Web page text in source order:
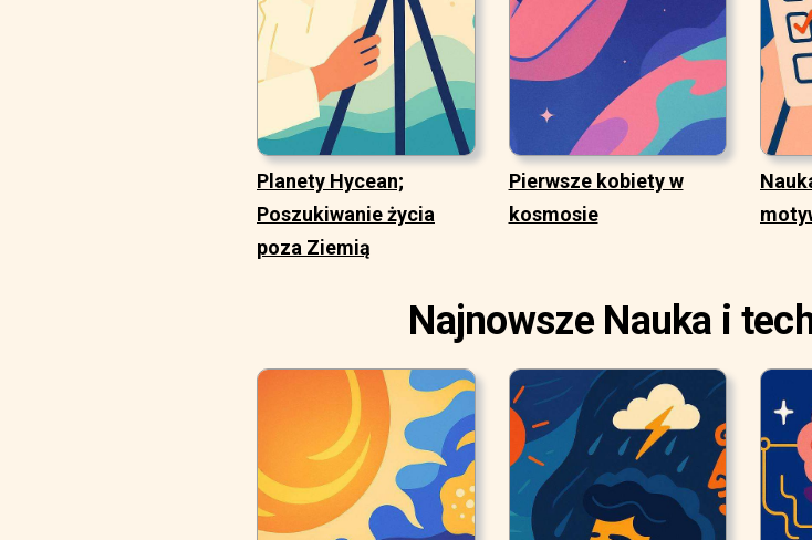
Planety Hycean;
Poszukiwanie życia
poza Ziemią
Pierwsze kobiety w
kosmosie
Najnowsze Nauka i